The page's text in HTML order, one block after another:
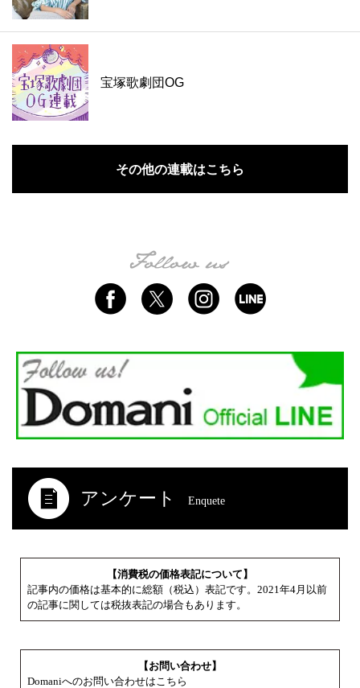
宝塚歌劇団OG
その他の連載はこちら
アンケート Enquete
【消費税の価格表記について】
記事内の価格は基本的に総額（税込）表記です。2021年4月以前
の記事に関しては税抜表記の場合もあります。
【お問い合わせ】
Domaniへのお問い合わせはこちら